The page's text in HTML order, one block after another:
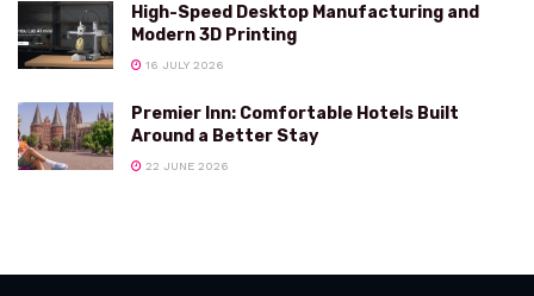
High-Speed Desktop Manufacturing and
Modern 3D Printing
16 JULY 2026
Premier Inn: Comfortable Hotels Built
Around a Better Stay
22 JUNE 2026